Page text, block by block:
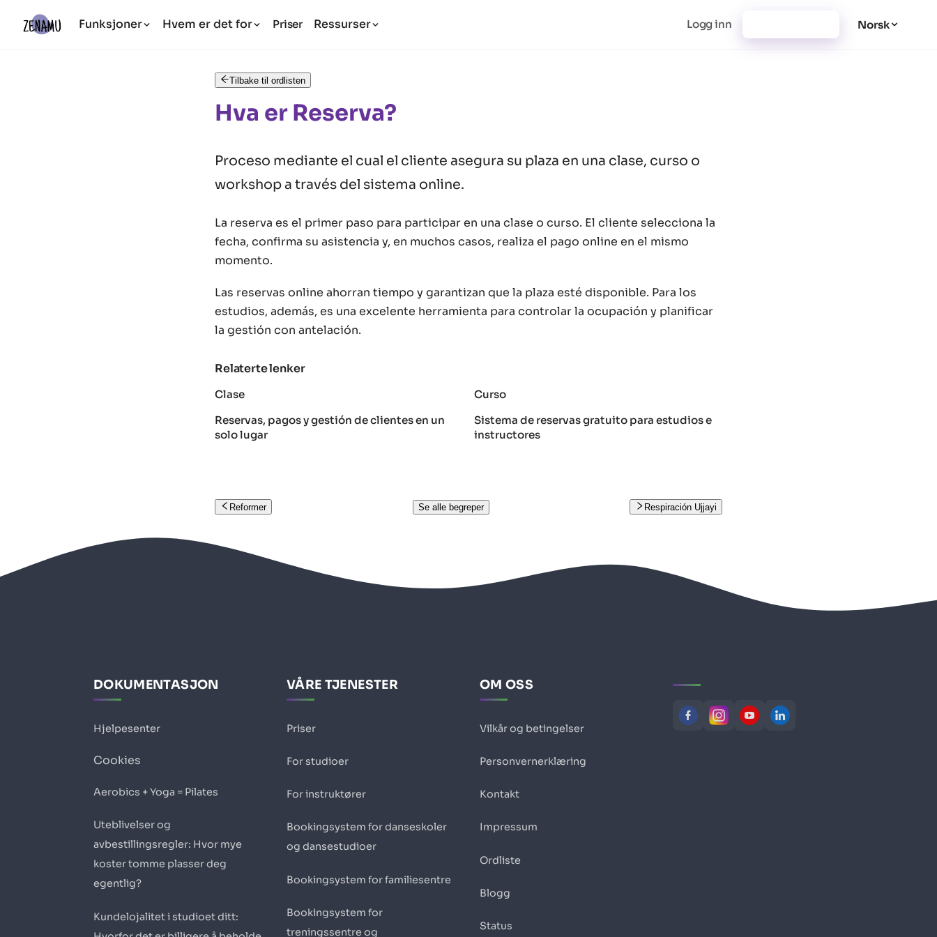
Funksjoner Hvem er det for Priser Ressurser Logg inn Norsk
Tilbake til ordlisten
Hva er Reserva?
Proceso mediante el cual el cliente asegura su plaza en una clase, curso o
workshop a través del sistema online.
La reserva es el primer paso para participar en una clase o curso. El cliente selecciona la
fecha, confirma su asistencia y, en muchos casos, realiza el pago online en el mismo
momento.
Las reservas online ahorran tiempo y garantizan que la plaza esté disponible. Para los
estudios, además, es una excelente herramienta para controlar la ocupación y planificar
la gestión con antelación.
Relaterte lenker
Clase
Curso
Reservas, pagos y gestión de clientes en un
solo lugar
Sistema de reservas gratuito para estudios e
instructores
Reformer Se alle begreper Respiración Ujjayi
DOKUMENTASJON
Hjelpesenter
Cookies
Aerobics + Yoga = Pilates
Uteblivelser og
avbestillingsregler: Hvor mye
koster tomme plasser deg
egentlig?
Kundelojalitet i studioet ditt:
VÅRE TJENESTER
Priser
For studioer
For instruktører
Bookingsystem for danseskoler
og dansestudioer
Bookingsystem for familiesentre
Bookingsystem for
treningssentre og
OM OSS
Vilkår og betingelser
Personvernerklæring
Kontakt
Impressum
Ordliste
Blogg
Status